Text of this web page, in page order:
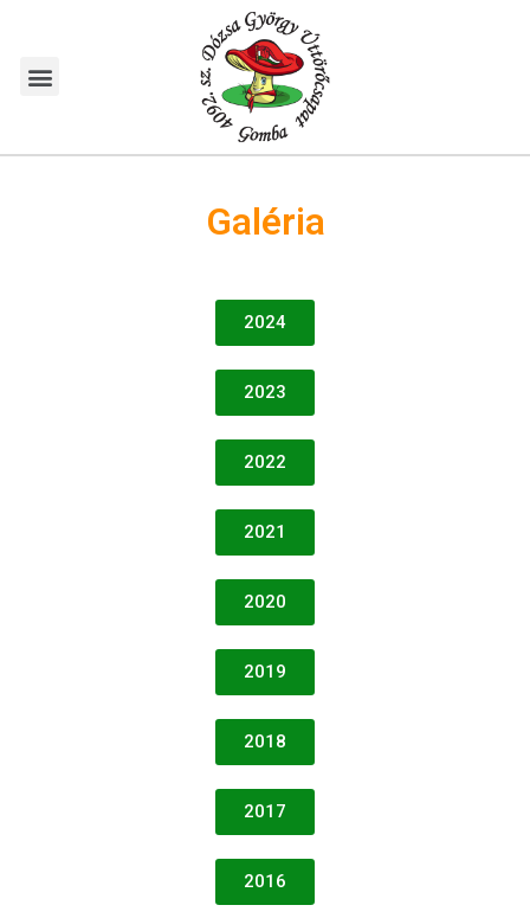
Galéria
2024
2023
2022
2021
2020
2019
2018
2017
2016